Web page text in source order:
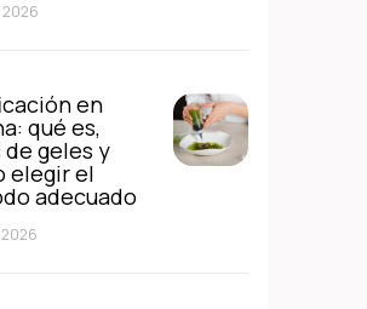
2026
en
qué es,
geles y
elegir el
adecuado
2026